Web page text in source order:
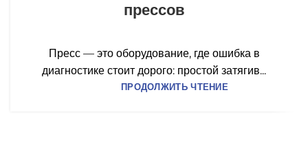
прессов
Пресс — это оборудование, где ошибка в
диагностике стоит дорого: простой затягив...
ПРОДОЛЖИТЬ ЧТЕНИЕ